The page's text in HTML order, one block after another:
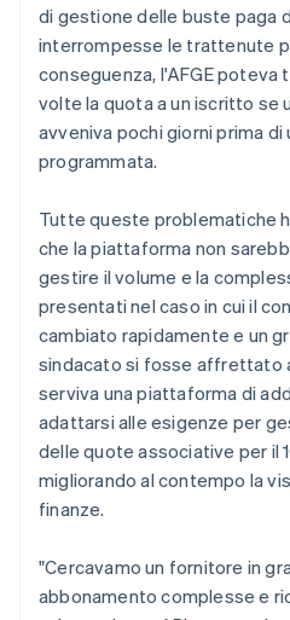
di gestione delle buste paga
interrompesse le trattenute
conseguenza, l'AFGE
volte la quota a un iscritto se
avveniva pochi giorni prima di
programmata.
Tutte queste problematiche
che la piattaforma non
gestire il volume e la
presentati nel caso in cui il
cambiato rapidamente e un
sindacato si fosse affrettato
serviva una piattaforma di
adattarsi alle esigenze per
delle quote associative per il
migliorando al contempo la
finanze.
"Cercavamo un fornitore in
abbonamento complesse e